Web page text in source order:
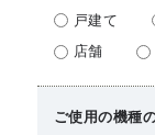
戸建て
店舗
ご使用の機種